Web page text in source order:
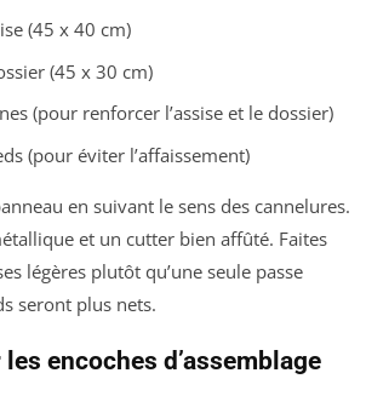
(45 x 40 cm)
(45 x 30 cm)
(pour renforcer l’assise et le dossier)
(pour éviter l’affaissement)
en suivant le sens des cannelures.
et un cutter bien affûté. Faites
légères plutôt qu’une seule passe
seront plus nets.
encoches d’assemblage